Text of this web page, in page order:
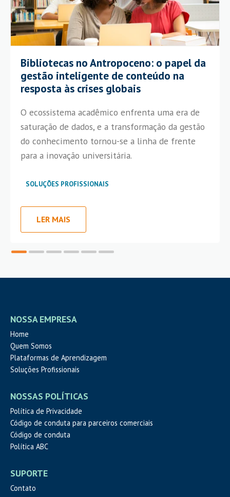
Bibliotecas no Antropoceno: o papel da
gestão inteligente de conteúdo na
resposta às crises globais
O ecossistema acadêmico enfrenta uma era de
saturação de dados, e a transformação da gestão
do conhecimento tornou-se a linha de frente
para a inovação universitária.
SOLUÇÕES PROFISSIONAIS
LER MAIS
NOSSA EMPRESA
Home
Quem Somos
Plataformas de Aprendizagem
Soluções Profissionais
NOSSAS POLÍTICAS
Política de Privacidade
Código de conduta para parceiros comerciais
Código de conduta
Política ABC
SUPORTE
Contato